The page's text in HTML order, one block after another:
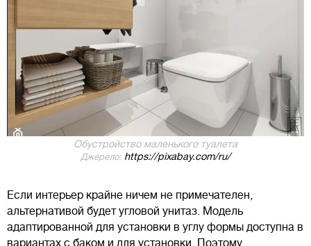
Обустройство маленького туалета
Джерело: https://pixabay.com/ru/
Если интерьер крайне ничем не примечателен,
альтернативой будет угловой унитаз. Модель
адаптированной для установки в углу формы доступна в
вариантах с баком и для установки. Поэтому,